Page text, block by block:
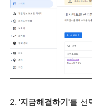
2. '지금해결하기'를 선